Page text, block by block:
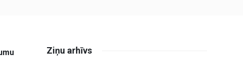
Ziņu arhīvs